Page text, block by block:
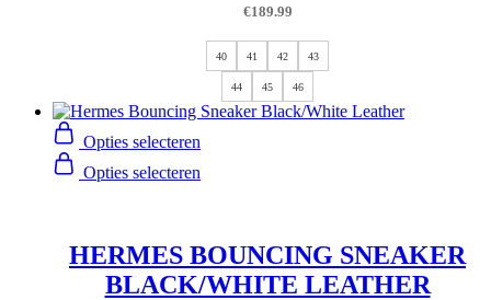
€189.99
40 41 42 43
44 45 46
Opties selecteren
Opties selecteren
HERMES BOUNCING SNEAKER
BLACK/WHITE LEATHER